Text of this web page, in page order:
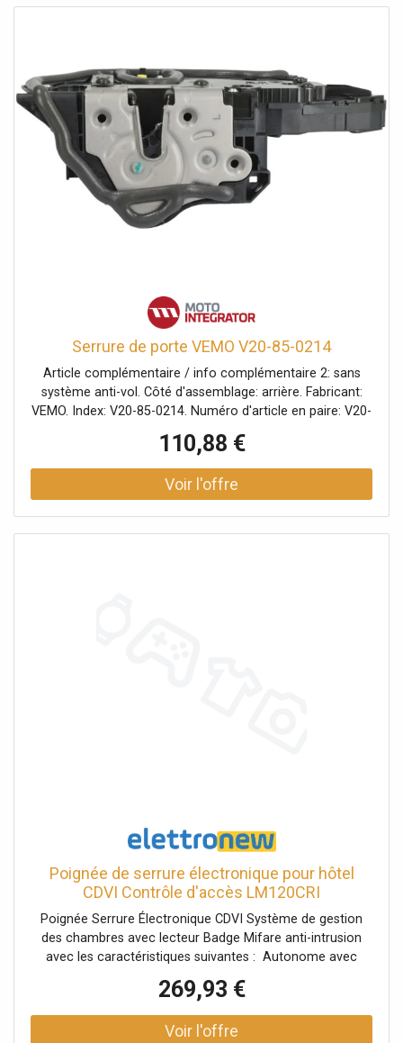
Serrure de porte VEMO V20-85-0214
Article complémentaire / info complémentaire 2: sans
système anti-vol. Côté d'assemblage: arrière. Fabricant:
VEMO. Index: V20-85-0214. Numéro d'article en paire: V20-
avec direction à gauche ou à droite: pour véhicules avec
direction à gauche.
110,88 €
Poignée de serrure électronique pour hôtel
CDVI Contrôle d'accès LM120CRI
Poignée Serrure Électronique CDVI Système de gestion
des chambres avec lecteur Badge Mifare anti-intrusion
avec les caractéristiques suivantes : Autonome avec
batterie Autonomie de la batterie de plus de 5000
ouvertures Signalisation de la batterie à remplacer Lecture
du badge : numéro de chambre, numéro d'étage, date et
heure d'entrée et de sortie. Jusqu'à 5 badges
269,93 €